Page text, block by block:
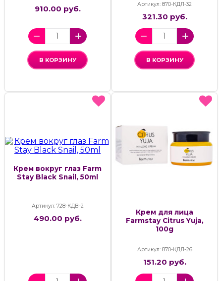
910.00 руб.
В КОРЗИНУ
Артикул: 870-КДЛ-32
321.30 руб.
В КОРЗИНУ
Крем вокруг глаз Farm
Stay Black Snail, 50ml
Артикул: 728-КДВ-2
490.00 руб.
Крем для лица
Farmstay Citrus Yuja,
100g
Артикул: 870-КДЛ-26
151.20 руб.